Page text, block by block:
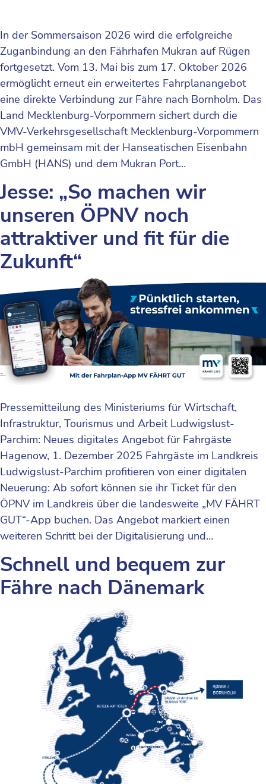
In der Sommersaison 2026 wird die erfolgreiche
Zuganbindung an den Fährhafen Mukran auf Rügen
fortgesetzt. Vom 13. Mai bis zum 17. Oktober 2026
ermöglicht erneut ein erweitertes Fahrplanangebot
eine direkte Verbindung zur Fähre nach Bornholm. Das
Land Mecklenburg-Vorpommern sichert durch die
VMV-Verkehrsgesellschaft Mecklenburg-Vorpommern
mbH gemeinsam mit der Hanseatischen Eisenbahn
GmbH (HANS) und dem Mukran Port…
Jesse: „So machen wir
unseren ÖPNV noch
attraktiver und fit für die
Zukunft“
Pressemitteilung des Ministeriums für Wirtschaft,
Infrastruktur, Tourismus und Arbeit Ludwigslust-
Parchim: Neues digitales Angebot für Fahrgäste
Hagenow, 1. Dezember 2025 Fahrgäste im Landkreis
Ludwigslust-Parchim profitieren von einer digitalen
Neuerung: Ab sofort können sie ihr Ticket für den
ÖPNV im Landkreis über die landesweite „MV FÄHRT
GUT“-App buchen. Das Angebot markiert einen
weiteren Schritt bei der Digitalisierung und…
Schnell und bequem zur
Fähre nach Dänemark